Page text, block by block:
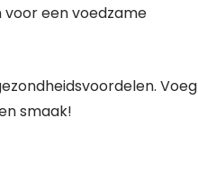
een voedzame
Voeg
smaak!